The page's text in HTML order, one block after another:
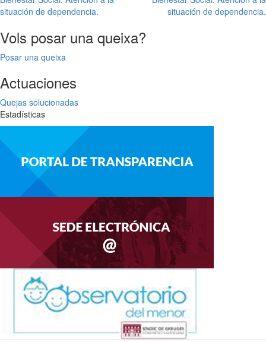
navigation
situación de dependencia.
situación de dependencia.
Vols posar una queixa?
Posar una queixa
Actuaciones
Quejas solucionadas
Estadísticas